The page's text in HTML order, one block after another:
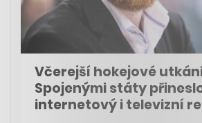
Včerejší hokejové
Spojenými státy
internetový i televizní